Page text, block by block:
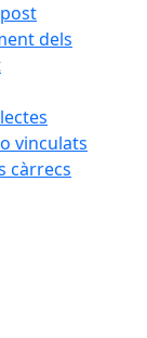
dels
vinculats
càrrecs